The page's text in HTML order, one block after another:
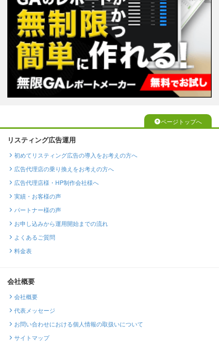
ページトップへ
リスティング広告運用
初めてリスティング広告の導入をお考えの方へ
広告代理店の乗り換えをお考えの方へ
広告代理店様・HP制作会社様へ
実績・お客様の声
パートナー様の声
お申し込みから運用開始までの流れ
よくあるご質問
料金表
会社概要
会社概要
代表メッセージ
お問い合わせにおける個人情報の取扱いについて
サイトマップ